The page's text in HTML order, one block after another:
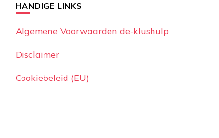
HANDIGE LINKS
Algemene Voorwaarden de-klushulp
Disclaimer
Cookiebeleid (EU)